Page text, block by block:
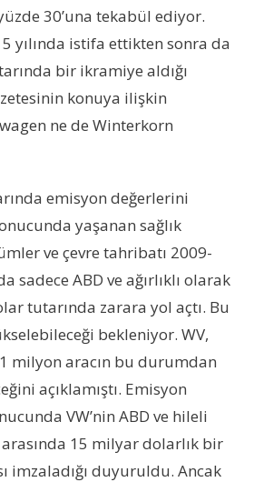
30’una tekabül ediyor.
yılında istifa ettikten sonra da
bir ikramiye aldığı
konuya ilişkin
ne de Winterkorn
emisyon değerlerini
yaşanan sağlık
ve çevre tahribatı 2009-
sadece ABD ve ağırlıklı olarak
tutarında zarara yol açtı. Bu
bekleniyor. WV,
milyon aracın bu durumdan
açıklamıştı. Emisyon
VW’nin ABD ve hileli
15 milyar dolarlık bir
imzaladığı duyuruldu. Ancak